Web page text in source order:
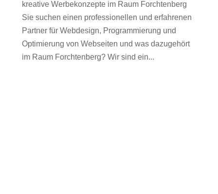
kreative Werbekonzepte im Raum Forchtenberg
Sie suchen einen professionellen und erfahrenen
Partner für Webdesign, Programmierung und
Optimierung von Webseiten und was dazugehört
im Raum Forchtenberg? Wir sind ein...